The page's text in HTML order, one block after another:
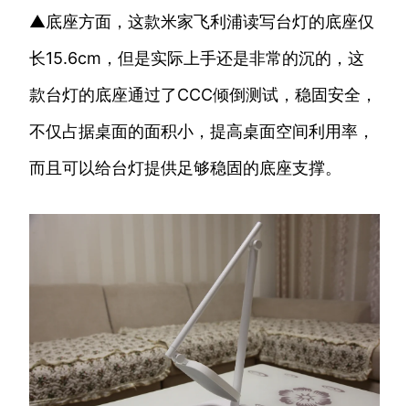
▲底座方面，这款米家飞利浦读写台灯的底座仅
长15.6cm，但是实际上手还是非常的沉的，这
款台灯的底座通过了CCC倾倒测试，稳固安全，
不仅占据桌面的面积小，提高桌面空间利用率，
而且可以给台灯提供足够稳固的底座支撑。